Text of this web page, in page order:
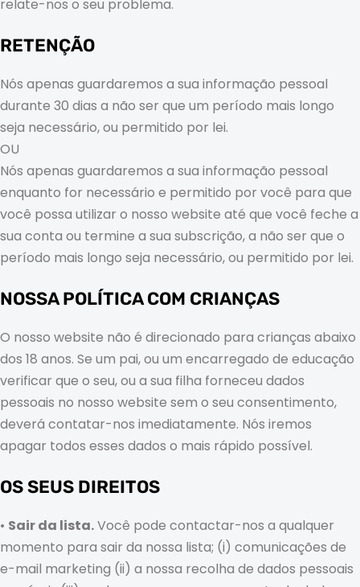
relate-nos o seu problema.
RETENÇÃO
Nós apenas guardaremos a sua informação pessoal
durante 30 dias a não ser que um período mais longo
seja necessário, ou permitido por lei.
OU
Nós apenas guardaremos a sua informação pessoal
enquanto for necessário e permitido por você para que
você possa utilizar o nosso website até que você feche a
sua conta ou termine a sua subscrição, a não ser que o
período mais longo seja necessário, ou permitido por lei.
NOSSA POLÍTICA COM CRIANÇAS
O nosso website não é direcionado para crianças abaixo
dos 18 anos. Se um pai, ou um encarregado de educação
verificar que o seu, ou a sua filha forneceu dados
pessoais no nosso website sem o seu consentimento,
deverá contatar-nos imediatamente. Nós iremos
apagar todos esses dados o mais rápido possível.
OS SEUS DIREITOS
• Sair da lista.Você pode contactar-nos a qualquer
momento para sair da nossa lista; (i) comunicações de
e-mail marketing (ii) a nossa recolha de dados pessoais